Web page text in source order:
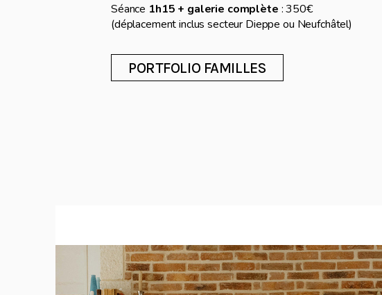
Séance 1h15 + galerie complète : 350€
(déplacement inclus secteur Dieppe ou Neufchâtel)
PORTFOLIO FAMILLES